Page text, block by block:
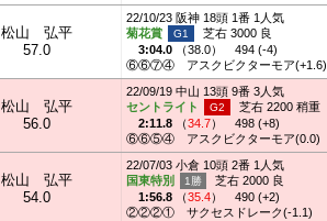
松山 弘平
57.0
22/10/23 阪神 18頭 1番 1人気
菊花賞
芝右 3000 良
3:04.0 （38.0）
494 (-4)
⑥⑥⑦④
アスクビクターモア(+1.6)
松山 弘平
56.0
22/09/19 中山 13頭 9番 3人気
セントライト
芝右 2200 稍重
2:11.8 （34.7）
498 (+8)
⑥⑥⑤④
アスクビクターモア(0.0)
松山 弘平
54.0
22/07/03 小倉 10頭 2番 1人気
国東特別
芝右 2000 良
1:56.8 （35.4）
490 (+2)
②②②①
サクセスドレーク(-1.1)